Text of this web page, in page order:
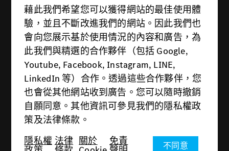
藉此我們希望您可以獲得網站的最佳使用體
驗，並且不斷改進我們的網站。因此我們也
會向您展示基於使用情況的內容和廣告，為
此我們與精選的合作夥伴（包括 Google,
Youtube, Facebook, Instagram, LINE,
LinkedIn 等）合作。透過這些合作夥伴，您
也會從其他網站收到廣告。您可以隨時撤銷
自願同意。其他資訊可參見我們的隱私權政
策及法律條款。
隱私權 法律 關於 免責 不同意
供應商
法律條款
關於Cookie
免責聲明